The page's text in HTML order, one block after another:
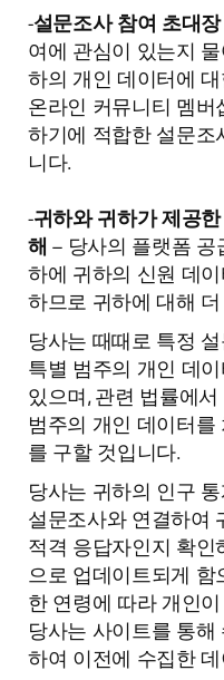
-설문조사 참여 초대
여에 관심이 있는지
하의 개인 데이터에
온라인 커뮤니티 멤버
하기에 적합한 설문조
니다.
-귀하와 귀하가 제공
해 – 당사의 플랫폼 공
하에 귀하의 신원 데
하므로 귀하에 대해
당사는 때때로 특정
특별 범주의 개인 데
있으며, 관련 법률에
범주의 개인 데이터
를 구할 것입니다.
당사는 귀하의 인구
설문조사와 연결하여
적격 응답자인지 확
으로 업데이트되게
한 연령에 따라 개인
당사는 사이트를 통
하여 이전에 수집한